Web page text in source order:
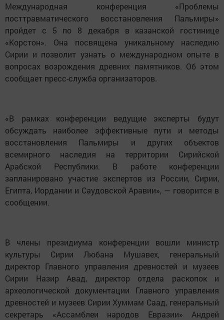
Международная конференция «Проблемы
посттравматического восстановления Пальмиры»
пройдет с 5 по 8 декабря в казанской гостинице
«Корстон». Она посвящена уникальному наследию
Сирии и позволит узнать о международном опыте в
вопросах возрождения древних памятников. Об этом
сообщает пресс-служба организаторов.
«В рамках конференции ведущие эксперты будут
обсуждать наиболее эффективные пути и методы
восстановления Пальмиры и других объектов
всемирного наследия на территории Сирийской
Арабской Республики. В работе конференции
запланировано участие экспертов из России, Сирии,
Египта, Иордании и Саудовской Аравии», — говорится в
сообщении.
В члены президиума конференции вошли министр
культуры Сирии Любана Мушавех, генеральный
директор Главного управления древностей и музеев
Сирии Назир Авад, директор отдела раскопок и
археологической документации Главного управления
древностей и музеев Сирии Хуммам Саад, генеральный
секретарь «Ассамблеи народов Евразии» Андрей